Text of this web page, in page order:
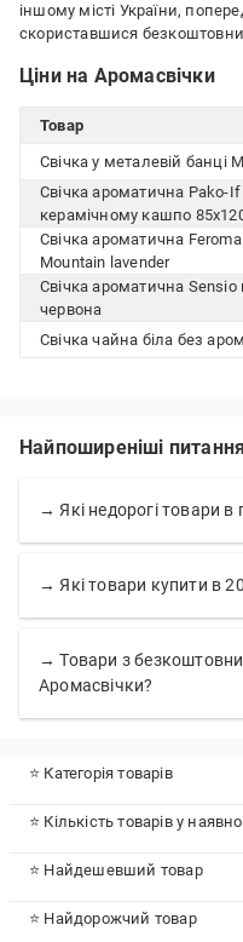
іншому місті України,
скориставшися
Ціни на Аромасвічки
Товар
Свічка у металевій банці
Свічка ароматична Pako-
керамічному кашпо
Свічка ароматична
Mountain lavender
Свічка ароматична Sensio
червона
Свічка чайна біла без
Найпоширеніші питання
→ Які недорогі товари в
→ Які товари купити в
→ Товари з
Аромасвічки?
⭐ Категорія товарів
⭐ Кількість товарів у
⭐ Найдешевший товар
⭐ Найдорожчий товар